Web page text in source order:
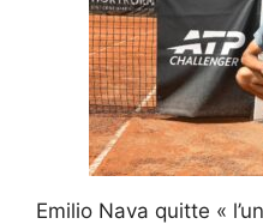
Emilio Nava quitte «